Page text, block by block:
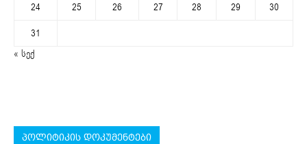
24
25 26 27 28 29
30
31
« სექ
პოლიტიკის დოკუმენტები